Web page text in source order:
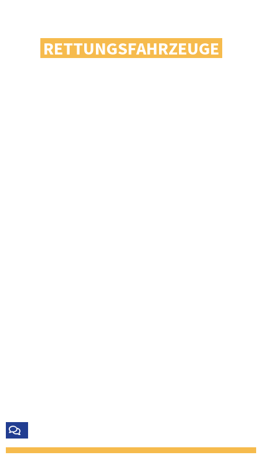
RETTUNGSFAHRZEUGE